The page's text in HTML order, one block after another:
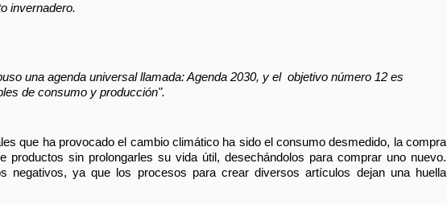
invernadero.
una agenda universal llamada: Agenda 2030, y el  objetivo número 12 es
de consumo y producción".
que ha provocado el cambio climático ha sido el consumo desmedido, la compra
productos sin prolongarles su vida útil, desechándolos para comprar uno nuevo.
negativos, ya que los procesos para crear diversos artículos dejan una huella